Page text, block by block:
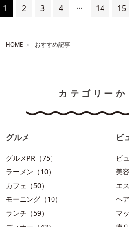
1 2 3 4 … 14 15
HOME おすすめ記事
カテゴリーか
グルメ
グルメPR（75）
ラーメン（10）
カフェ（50）
モーニング（10）
ランチ（59）
ビ
ビ
美
エ
ヘ
マ